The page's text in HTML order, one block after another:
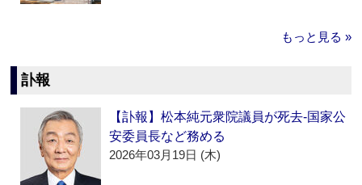
もっと見る »
訃報
【訃報】松本純元衆院議員が死去‐国家公
安委員長など務める
2026年03月19日 (木)